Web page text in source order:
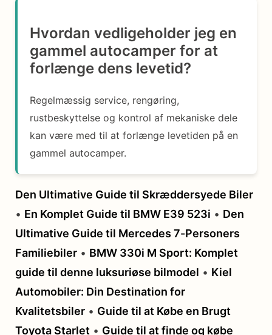
Hvordan vedligeholder jeg en
gammel autocamper for at
forlænge dens levetid?
Regelmæssig service, rengøring,
rustbeskyttelse og kontrol af mekaniske dele
kan være med til at forlænge levetiden på en
gammel autocamper.
Den Ultimative Guide til Skræddersyede Biler
• En Komplet Guide til BMW E39 523i • Den
Ultimative Guide til Mercedes 7-Personers
Familiebiler • BMW 330i M Sport: Komplet
guide til denne luksuriøse bilmodel • Kiel
Automobiler: Din Destination for
Kvalitetsbiler • Guide til at Købe en Brugt
Toyota Starlet • Guide til at finde og købe